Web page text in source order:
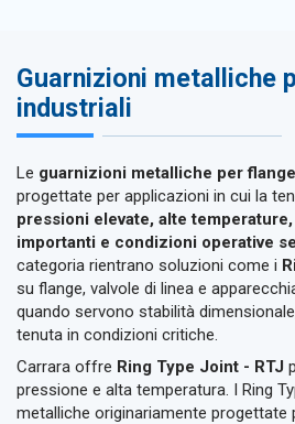
Guarnizioni metalliche
industriali
Le guarnizioni metalliche per
progettate per applicazioni in cui la
pressioni elevate, alte
importanti e condizioni operative
categoria rientrano soluzioni come i
su flange, valvole di linea e
quando servono stabilità
tenuta in condizioni critiche.
Carrara offre Ring Type Joint - RTJ
pressione e alta temperatura. I Ring
metalliche originariamente progettate